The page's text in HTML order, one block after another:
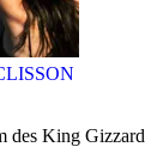
des King Gizzard